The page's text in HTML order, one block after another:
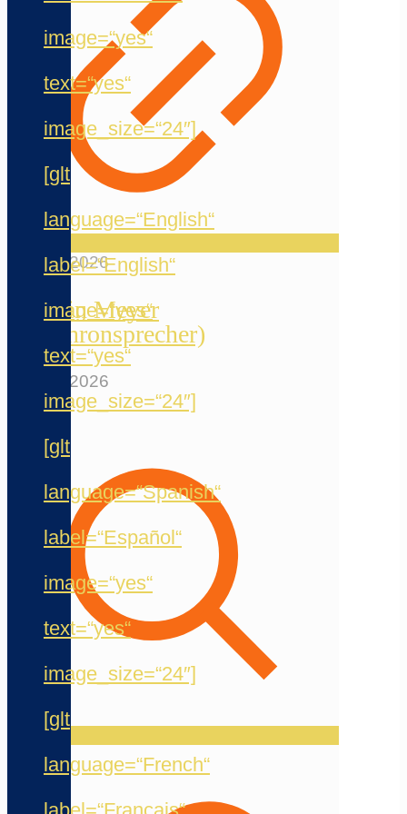
image=“yes“
text=“yes“
image_size=“24″]
[glt
language=“English“
label=“English“
image=“yes“
text=“yes“
image_size=“24″]
[glt
language=“Spanish“
label=“Español“
image=“yes“
text=“yes“
image_size=“24″]
[glt
language=“French“
20. Mai 2026
Jermain Meyer
(Synchronsprecher)
12. Mai 2026